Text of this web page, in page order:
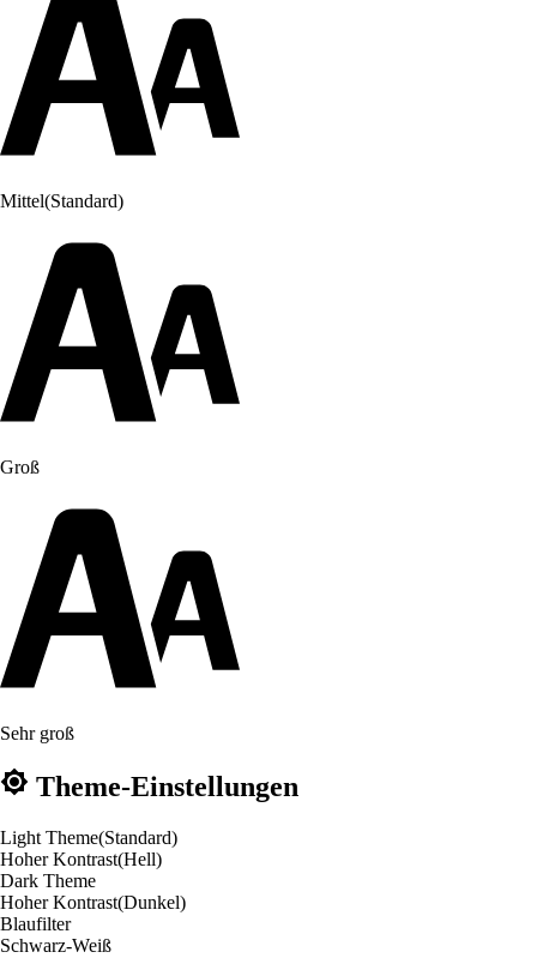
Mittel(Standard)
Groß
Sehr groß
Theme-Einstellungen
Light Theme(Standard)
Hoher Kontrast(Hell)
Dark Theme
Hoher Kontrast(Dunkel)
Blaufilter
Schwarz-Weiß